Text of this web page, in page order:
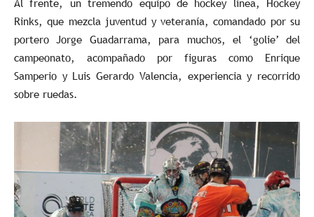
Al frente, un tremendo equipo de hockey línea, Hockey
Rinks, que mezcla juventud y veteranía, comandado por su
portero Jorge Guadarrama, para muchos, el ‘golie’ del
campeonato, acompañado por figuras como Enrique
Samperio y Luis Gerardo Valencia, experiencia y recorrido
sobre ruedas.